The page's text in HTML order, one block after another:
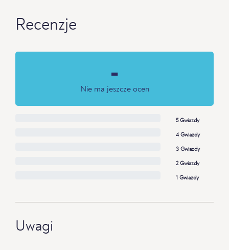
Recenzje
-
Nie ma jeszcze ocen
5 Gwiazdy
4 Gwiazdy
3 Gwiazdy
2 Gwiazdy
1 Gwiazdy
Uwagi